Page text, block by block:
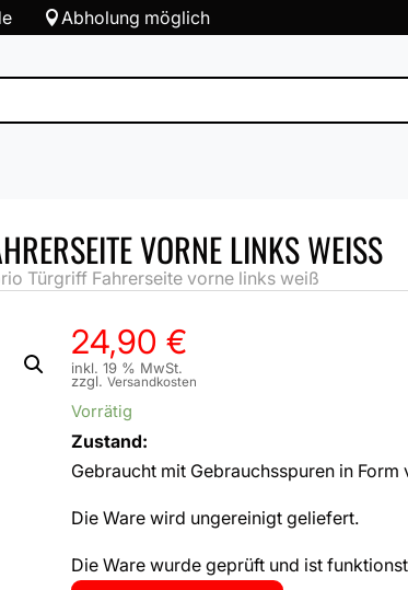
Abholung möglich
VORNE LINKS WEISS
Türgriff Fahrerseite vorne links weiß
24,90 €
inkl. 19 % MwSt.
zzgl. Versandkosten
Vorrätig
Zustand:
Gebraucht mit Gebrauchsspuren in
Die Ware wird ungereinigt geliefert.
Die Ware wurde geprüft und ist